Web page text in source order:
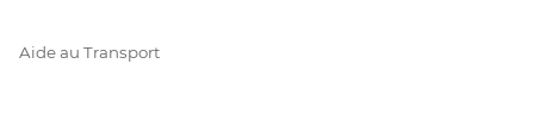
Aide au Transport